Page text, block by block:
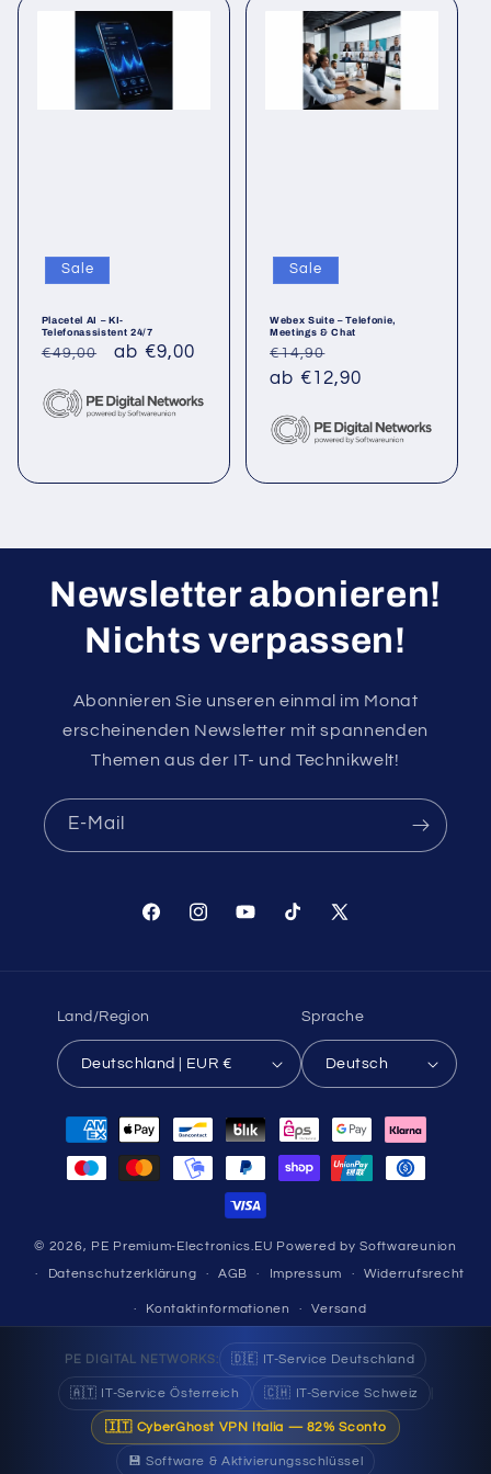
Placetel AI – KI-
Telefonassistent 24/7
Normaler
€49,00 Verkaufspreis
ab €9,00
Sale
Webex Suite – Telefonie,
Meetings & Chat
Normaler
Preis
€14,90
ab €12,90
Sale
Newsletter abonieren!
Nichts verpassen!
Abonnieren Sie unseren einmal im Monat
erscheinenden Newsletter mit spannenden
Themen aus der IT- und Technikwelt!
E-Mail
FacebookInstagramYouTubeTikTok X
Land/Region
Deutschland | EUR €
Sprache
Deutsch
Zahlungsmethoden
© 2026, PE Premium-Electronics.EU Powered by Softwareunion
Datenschutzerklärung AGB Impressum Widerrufsrecht
Kontaktinformationen Versand
PE DIGITAL NETWORKS: 🇩🇪 IT-Service Deutschland
🇦🇹 IT-Service Österreich 🇨🇭 IT-Service Schweiz
🇮🇹 CyberGhost VPN Italia — 82% Sconto
💾 Software & Aktivierungsschlüssel